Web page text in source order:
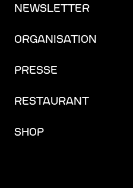
NEWSLETTER
ORGANISATION
PRESSE
RESTAURANT
SHOP